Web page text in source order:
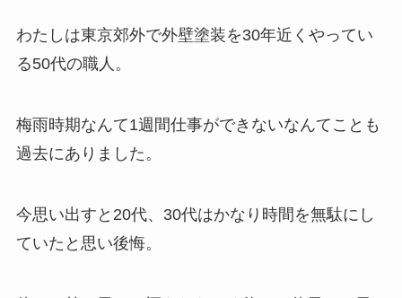
わたしは東京郊外で外壁塗装を30年近くやってい
る50代の職人。
梅雨時期なんて1週間仕事ができないなんてことも
過去にありました。
今思い出すと20代、30代はかなり時間を無駄にし
ていたと思い後悔。